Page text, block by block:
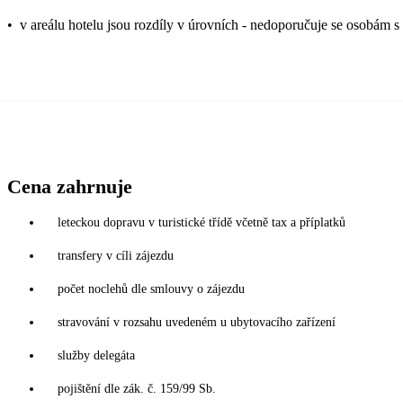
• v areálu hotelu jsou rozdíly v úrovních - nedoporučuje se osobám
Cena zahrnuje
leteckou dopravu v turistické třídě včetně tax a příplatků
transfery v cíli zájezdu
počet noclehů dle smlouvy o zájezdu
stravování v rozsahu uvedeném u ubytovacího zařízení
služby delegáta
pojištění dle zák. č. 159/99 Sb.